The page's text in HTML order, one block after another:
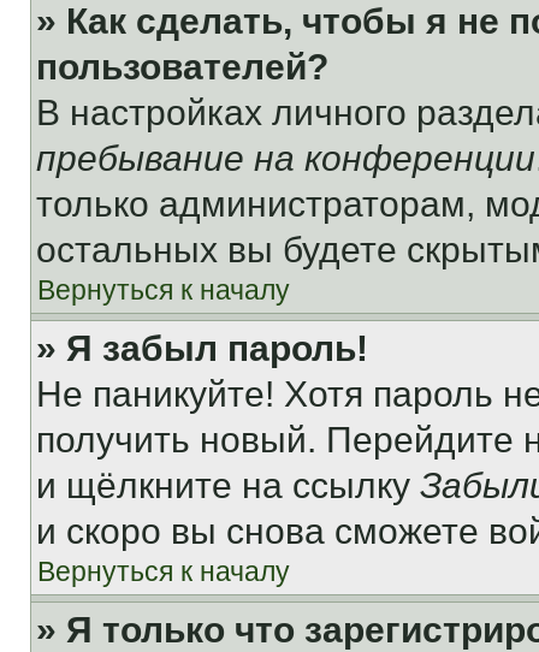
» Как сделать, чтобы я не
пользователей?
В настройках личного
пребывание на конференции
только администраторам,
остальных вы будете
Вернуться к началу
» Я забыл пароль!
Не паникуйте! Хотя пароль
получить новый. Перейдите
и щёлкните на ссылку
и скоро вы снова сможете
Вернуться к началу
» Я только что